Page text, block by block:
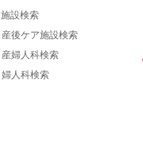
施設検索
産後ケア施設検索
産婦人科検索
婦人科検索